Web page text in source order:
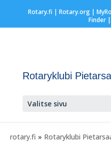
Rotary.fi | Rotary.org|
Finder|
Rotaryklubi
Valitse sivu
rotary.fi » Rotaryklubi